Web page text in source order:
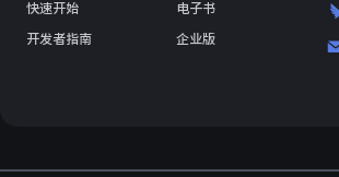
快速开始
开发者指南
电子书
企业版